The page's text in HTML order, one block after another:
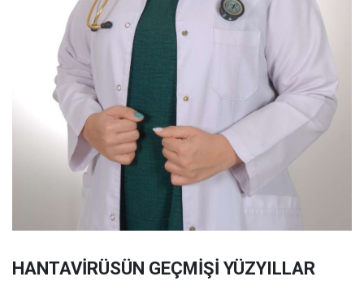
HANTAVİRÜSÜN GEÇMİŞİ YÜZYILLAR